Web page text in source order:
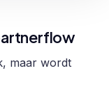
maar wordt